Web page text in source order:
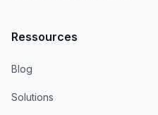
Ressources
Blog
Solutions